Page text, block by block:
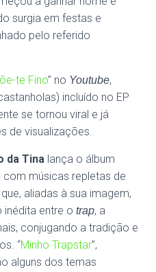
surgia em festas e
pelo referido
te Fino” no Youtube,
incluído no EP
se tornou viral e já
de visualizações.
da Tina lança o álbum
com músicas repletas de
aliadas à sua imagem,
inédita entre o trap, a
conjugando a tradição e
“Minho Trapstar”,
alguns dos temas